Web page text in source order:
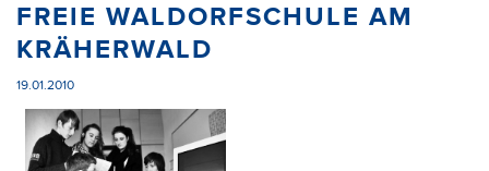
FREIE WALDORFSCHULE AM
KRÄHERWALD
19.01.2010